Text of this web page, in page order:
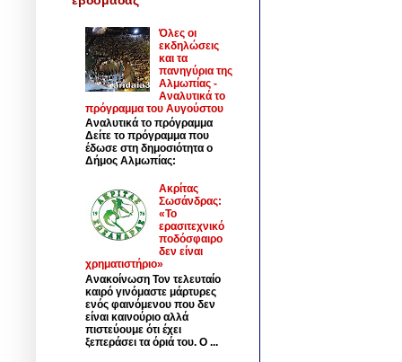
Όλες οι
εκδηλώσεις
και τα
πανηγύρια της
Αλμωπίας -
Αναλυτικά το
πρόγραμμα του Αυγούστου
Αναλυτικά το πρόγραμμα
Δείτε το πρόγραμμα που
έδωσε στη δημοσιότητα ο
Δήμος Αλμωπίας:
Ακρίτας
Σωσάνδρας:
«Το
ερασιτεχνικό
ποδόσφαιρο
δεν είναι
χρηματιστήριο»
Ανακοίνωση Τον τελευταίο
καιρό γινόμαστε μάρτυρες
ενός φαινόμενου που δεν
είναι καινούριο αλλά
πιστεύουμε ότι έχει
ξεπεράσει τα όριά του. Ο ...